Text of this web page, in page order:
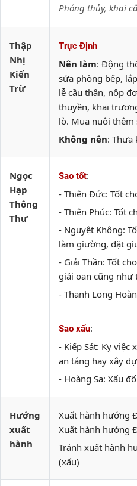
Phóng thủy, khai
Thập
Nhị
Kiến
Trừ
Trực Định
Nên làm: Động
sửa phòng bếp,
lễ cầu thân, nộp
thuyền, khai
lò. Mua nuôi thêm
Không nên: Thưa
Ngọc
Hạp
Thông
Thư
Sao tốt:
- Thiên Đức: Tốt
- Thiên Phúc: Tốt
- Nguyệt Không:
làm giường, đặt
- Giải Thần: Tốt
giải oan cũng như
- Thanh Long
Sao xấu:
- Kiếp Sát: Kỵ việc
an táng hay xây
- Hoàng Sa: Xấu
Hướng
xuất
hành
Xuất hành hướng
Xuất hành hướng
Tránh xuất hành
(xấu)